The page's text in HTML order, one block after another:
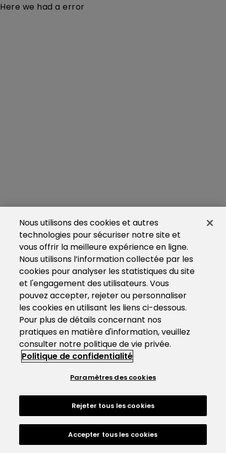
Here we had a error
Nous utilisons des cookies et autres
technologies pour sécuriser notre site et
vous offrir la meilleure expérience en ligne.
Nous utilisons l’information collectée par les
cookies pour analyser les statistiques du site
et l'engagement des utilisateurs. Vous
pouvez accepter, rejeter ou personnaliser
les cookies en utilisant les liens ci-dessous.
Pour plus de détails concernant nos
pratiques en matière d'information, veuillez
consulter notre politique de vie privée.
Politique de confidentialité
Paramètres des cookies
Rejeter tous les cookies
Accepter tous les cookies